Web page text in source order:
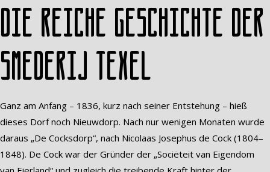
Die reiche Geschichte der
Smederij Texel
Ganz am Anfang – 1836, kurz nach seiner Entstehung – hieß
dieses Dorf noch Nieuwdorp. Nach nur wenigen Monaten wurde
daraus „De Cocksdorp“, nach Nicolaas Josephus de Cock (1804–
1848). De Cock war der Gründer der „Sociëteit van Eigendom